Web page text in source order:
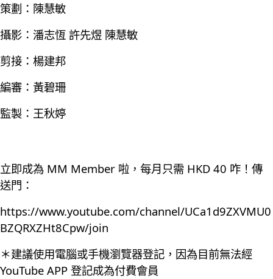
策劃：陳慧敏
攝影：潘志恆 許先煜 陳慧敏
剪接：楊建邦
編審：黃碧珊
監製：王秋婷
立即成為 MM Member 啦，每月只需 HKD 40 咋！傳
送門：
https://www.youtube.com/channel/UCa1d9ZXVMU0
BZQRXZHt8Cpw/join
＊建議使用電腦或手機瀏覽器登記，因為目前無法經
YouTube APP 登記成為付費會員